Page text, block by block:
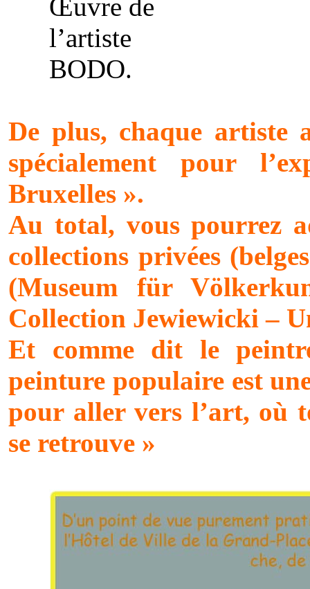
Œuvre de
l’artiste
BODO.
De plus, chaque artiste
spécialement pour
Bruxelles ».
Au total, vous pourrez
collections privées
(Museum für
Collection Jewiewicki –
Et comme dit le
peinture populaire est
pour aller vers l’art, où
se retrouve »